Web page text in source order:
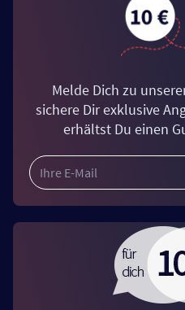
Melde Dich zu
sichere Dir exklusive
erhältst Du einen